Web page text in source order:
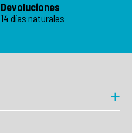
Devoluciones
14 días naturales